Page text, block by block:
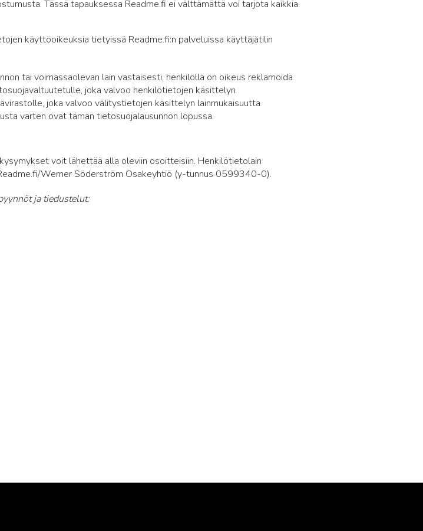
Tässä tapauksessa Readme.fi ei välttämättä voi tarjota kaikkia
käyttöoikeuksia tietyissä Readme.fi:n palveluissa käyttäjätilin
tai voimassaolevan lain vastaisesti, henkilöllä on oikeus reklamoida
joka valvoo henkilötietojen käsittelyn
joka valvoo välitystietojen käsittelyn lainmukaisuutta
varten ovat tämän tietosuojalausunnon lopussa.
voit lähettää alla oleviin osoitteisiin. Henkilötietolain
Werner Söderström Osakeyhtiö (y-tunnus 0599340-0).
ja tiedustelut: